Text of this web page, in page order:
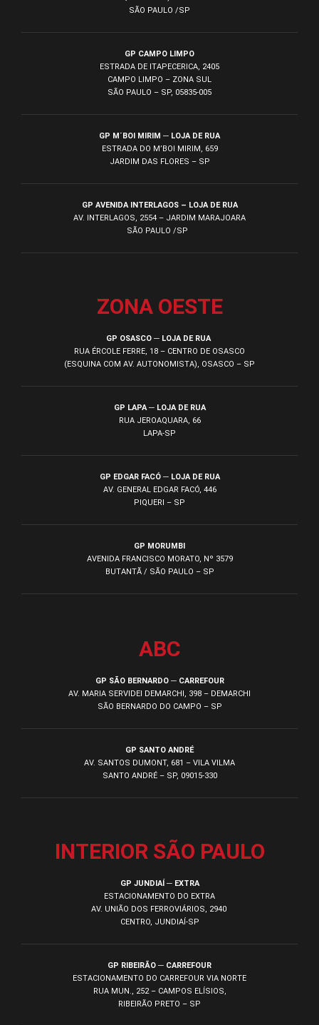
SÃO PAULO /SP
GP CAMPO LIMPO
ESTRADA DE ITAPECERICA, 2405
CAMPO LIMPO – ZONA SUL
SÃO PAULO – SP, 05835-005
GP M´BOI MIRIM ─ LOJA DE RUA
ESTRADA DO M’BOI MIRIM, 659
JARDIM DAS FLORES – SP
GP AVENIDA INTERLAGOS – LOJA DE RUA
AV. INTERLAGOS, 2554 – JARDIM MARAJOARA
SÃO PAULO /SP
ZONA OESTE
GP OSASCO ─ LOJA DE RUA
RUA ÉRCOLE FERRE, 18 – CENTRO DE OSASCO
(ESQUINA COM AV. AUTONOMISTA), OSASCO – SP
GP LAPA ─ LOJA DE RUA
RUA JEROAQUARA, 66
LAPA-SP
GP EDGAR FACÓ ─ LOJA DE RUA
AV. GENERAL EDGAR FACÓ, 446
PIQUERI – SP
GP MORUMBI
AVENIDA FRANCISCO MORATO, Nº 3579
BUTANTÃ / SÃO PAULO – SP
ABC
GP SÃO BERNARDO ─ CARREFOUR
AV. MARIA SERVIDEI DEMARCHI, 398 – DEMARCHI
SÃO BERNARDO DO CAMPO – SP
GP SANTO ANDRÉ
AV. SANTOS DUMONT, 681 – VILA VILMA
SANTO ANDRÉ – SP, 09015-330
INTERIOR SÃO PAULO
GP JUNDIAÍ ─ EXTRA
ESTACIONAMENTO DO EXTRA
AV. UNIÃO DOS FERROVIÁRIOS, 2940
CENTRO, JUNDIAÍ-SP
GP RIBEIRÃO ─ CARREFOUR
ESTACIONAMENTO DO CARREFOUR VIA NORTE
RUA MUN., 252 – CAMPOS ELÍSIOS,
RIBEIRÃO PRETO – SP